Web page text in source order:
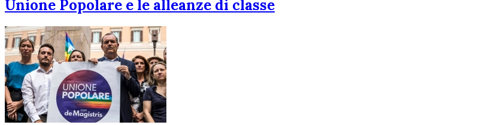
Unione Popolare e le alleanze di classe